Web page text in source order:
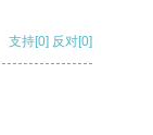
支持[0] 反对[0]